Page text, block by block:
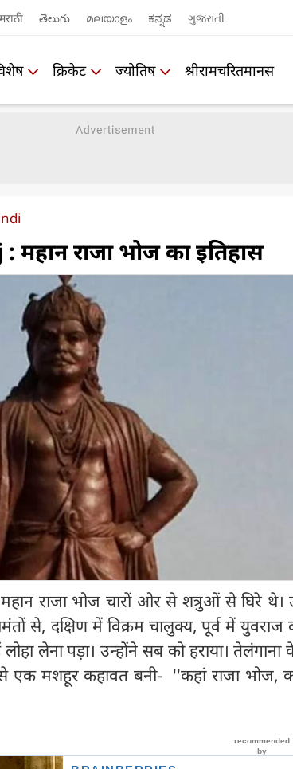
मराठी తెలుగు മലയാളം ಕನ್ನಡ ગુજરાતી
क्रिकेट ज्योतिष श्रीरामचरितमानस
राजा भोज का इतिहास
राजा भोज चारों ओर से शत्रुओं से घिरे थे।
से, दक्षिण में विक्रम चालुक्य, पूर्व में युवराज
लेना पड़ा। उन्होंने सब को हराया।
एक मशहूर कहावत बनी- ''कहां राजा भोज,